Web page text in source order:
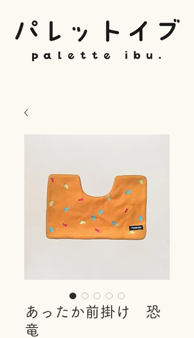
あったか前掛け 恐
竜